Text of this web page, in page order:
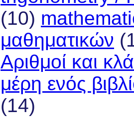
(10)
μαθηματικών
Αριθμοί και
μέρη ενός
(14)